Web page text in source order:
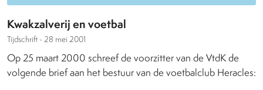
Kwakzalverij en voetbal
Tijdschrift - 28 mei 2001
Op 25 maart 2000 schreef de voorzitter van de VtdK de
volgende brief aan het bestuur van de voetbalclub Heracles: